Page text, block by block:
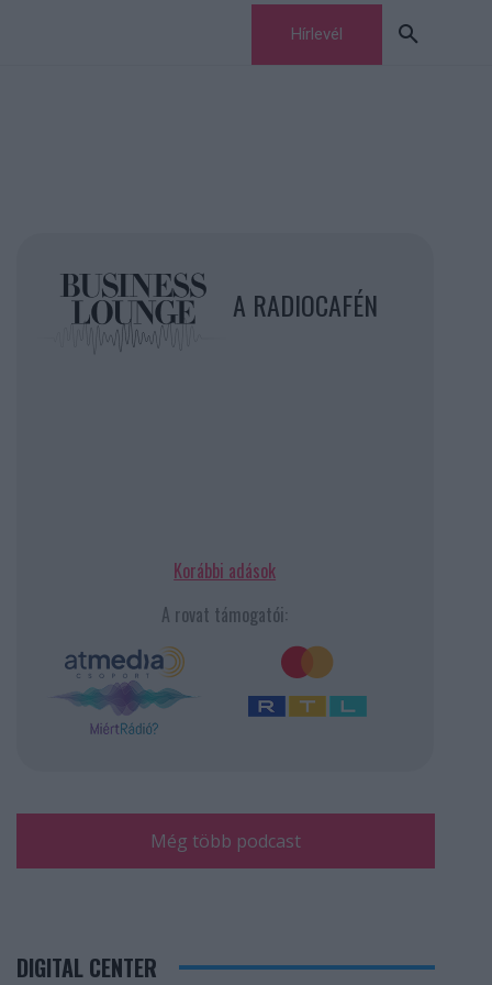
Hírlevél
A RADIOCAFÉN
Korábbi adások
A rovat támogatói:
Még több podcast
DIGITAL CENTER